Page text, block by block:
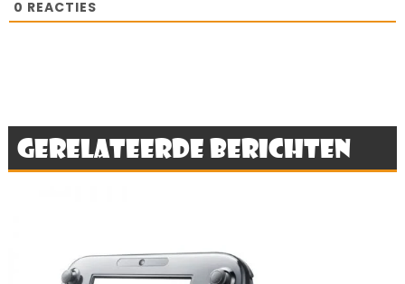
0 REACTIES
Gerelateerde berichten